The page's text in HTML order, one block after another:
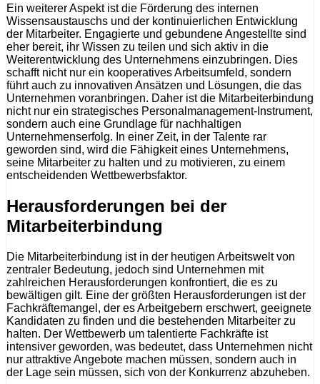
Ein weiterer Aspekt ist die Förderung des internen
Wissensaustauschs und der kontinuierlichen Entwicklung
der Mitarbeiter. Engagierte und gebundene Angestellte sind
eher bereit, ihr Wissen zu teilen und sich aktiv in die
Weiterentwicklung des Unternehmens einzubringen. Dies
schafft nicht nur ein kooperatives Arbeitsumfeld, sondern
führt auch zu innovativen Ansätzen und Lösungen, die das
Unternehmen voranbringen. Daher ist die Mitarbeiterbindung
nicht nur ein strategisches Personalmanagement-Instrument,
sondern auch eine Grundlage für nachhaltigen
Unternehmenserfolg. In einer Zeit, in der Talente rar
geworden sind, wird die Fähigkeit eines Unternehmens,
seine Mitarbeiter zu halten und zu motivieren, zu einem
entscheidenden Wettbewerbsfaktor.
Herausforderungen bei der
Mitarbeiterbindung
Die Mitarbeiterbindung ist in der heutigen Arbeitswelt von
zentraler Bedeutung, jedoch sind Unternehmen mit
zahlreichen Herausforderungen konfrontiert, die es zu
bewältigen gilt. Eine der größten Herausforderungen ist der
Fachkräftemangel, der es Arbeitgebern erschwert, geeignete
Kandidaten zu finden und die bestehenden Mitarbeiter zu
halten. Der Wettbewerb um talentierte Fachkräfte ist
intensiver geworden, was bedeutet, dass Unternehmen nicht
nur attraktive Angebote machen müssen, sondern auch in
der Lage sein müssen, sich von der Konkurrenz abzuheben.